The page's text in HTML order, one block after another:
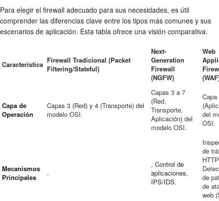
Para elegir el firewall adecuado para sus necesidades, es útil
comprender las diferencias clave entre los tipos más comunes y sus
escenarios de aplicación. Esta tabla ofrece una visión comparativa.
Característica Firewall Tradicional (Packet
Filtering/Stateful)
Next-
Generation
Firewall
(NGFW)
Web
Capa de
Operación
Capas 3 (Red) y 4 (Transporte) del
modelo OSI.
Capas 3 a 7
(Red,
Transporte,
Aplicación) del
modelo OSI.
Capa
del
OSI.
Mecanismos
Principales
.
, Control de
aplicaciones,
IPS/IDS.
de
de
de
web